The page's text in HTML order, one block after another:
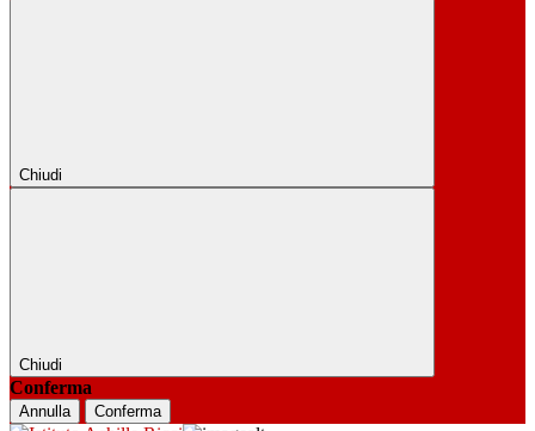
Chiudi
Chiudi
Conferma
Annulla Conferma